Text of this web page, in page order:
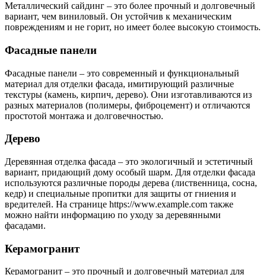
Металлический сайдинг – это более прочный и долговечный
вариант, чем виниловый. Он устойчив к механическим
повреждениям и не горит, но имеет более высокую стоимость.
Фасадные панели
Фасадные панели – это современный и функциональный
материал для отделки фасада, имитирующий различные
текстуры (камень, кирпич, дерево). Они изготавливаются из
разных материалов (полимеры, фиброцемент) и отличаются
простотой монтажа и долговечностью.
Дерево
Деревянная отделка фасада – это экологичный и эстетичный
вариант, придающий дому особый шарм. Для отделки фасада
используются различные породы дерева (лиственница, сосна,
кедр) и специальные пропитки для защиты от гниения и
вредителей. На странице https://www.example.com также
можно найти информацию по уходу за деревянными
фасадами.
Керамогранит
Керамогранит – это прочный и долговечный материал для